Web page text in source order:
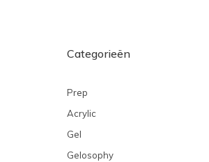
Categorieën
Prep
Acrylic
Gel
Gelosophy